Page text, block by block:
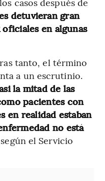
detuvieran gran
en algunas
tanto, el término
a un escrutinio.
la mitad de las
pacientes con
en realidad estaban
no está
el Servicio